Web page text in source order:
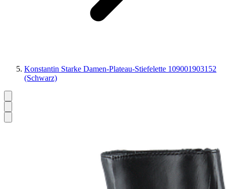
Konstantin Starke Damen-Plateau-Stiefelette 109001903152
(Schwarz)